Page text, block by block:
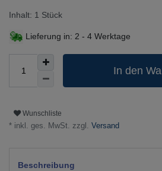
Inhalt: 1 Stück
Lieferung in: 2 - 4 Werktage
In den
Wunschliste
* inkl. ges. MwSt. zzgl. Versand
Beschreibung